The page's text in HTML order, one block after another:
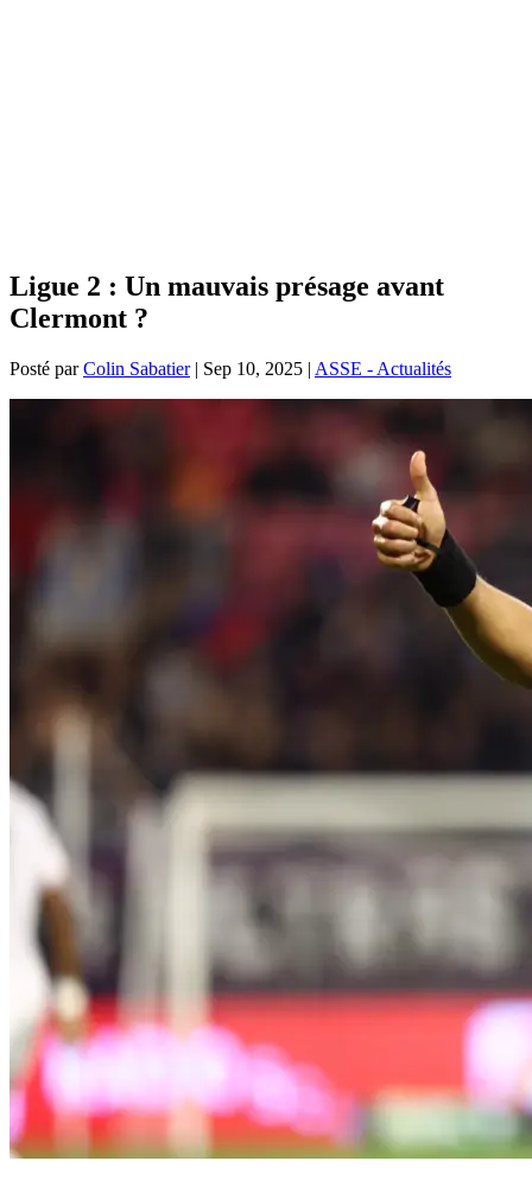
Ligue 2 : Un mauvais présage avant
Clermont ?
Posté parColin Sabatier| Sep 10, 2025 | ASSE - Actualités